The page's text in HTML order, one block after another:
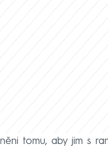
tomu, aby jim s